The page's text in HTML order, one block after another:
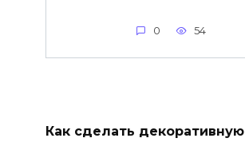
0 54
Как сделать декоративную